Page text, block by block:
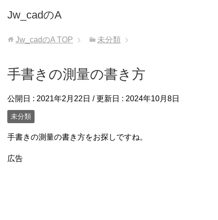
Jw_cadのA
Jw_cadのA TOP 未分類
手書きの測量の書き方
公開日 : 2021年2月22日 / 更新日 : 2024年10月8日
未分類
手書きの測量の書き方をお探しですね。
広告